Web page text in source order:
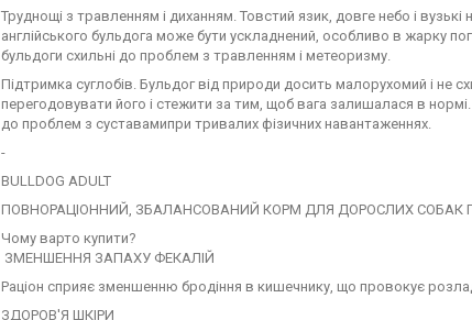
Труднощі з травленням і диханням. Товстий язик, довге небо і
англійського бульдога може бути ускладнений, особливо в жарку
бульдоги схильні до проблем з травленням і метеоризму.
Підтримка суглобів. Бульдог від природи досить малорухомий і не
перегодовувати його і стежити за тим, щоб вага залишалася в
до проблем з суставамипри тривалих фізичних навантаженнях.
-
BULLDOG ADULT
ПОВНОРАЦІОННИЙ, ЗБАЛАНСОВАНИЙ КОРМ ДЛЯ ДОРОСЛИХ СОБАК
Чому варто купити?
ЗМЕНШЕННЯ ЗАПАХУ ФЕКАЛІЙ
Раціон сприяє зменшенню бродіння в кишечнику, що провокує
ЗДОРОВ'Я ШКІРИ